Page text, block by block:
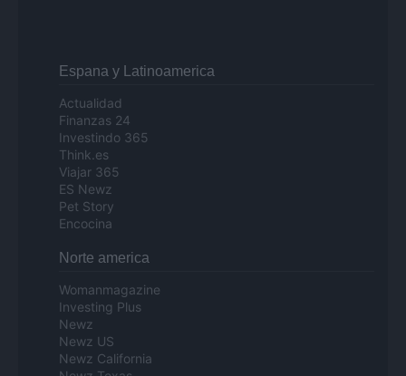
Espana y Latinoamerica
Actualidad
Finanzas 24
Investindo 365
Think.es
Viajar 365
ES Newz
Pet Story
Encocina
Norte america
Womanmagazine
Investing Plus
Newz
Newz US
Newz California